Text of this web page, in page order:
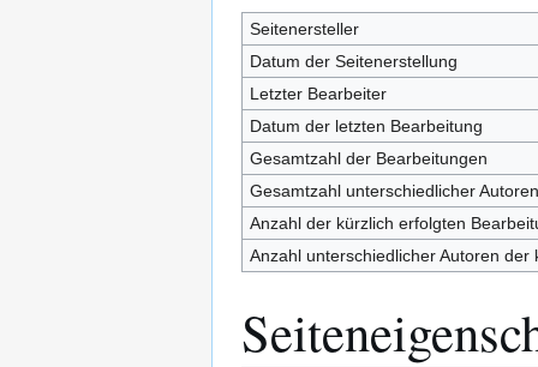
Seitenersteller
Datum der Seitenerstellung
Letzter Bearbeiter
Datum der letzten Bearbeitung
Gesamtzahl der Bearbeitungen
Gesamtzahl unterschiedlicher Autoren
Anzahl der kürzlich erfolgten
Anzahl unterschiedlicher Autoren